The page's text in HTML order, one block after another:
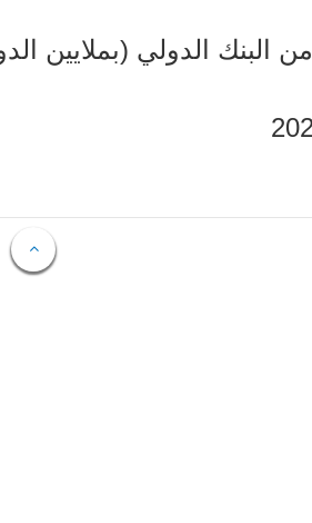
(بملايين الدولارات)